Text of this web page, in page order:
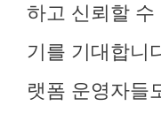
하고 신뢰할
기를 기대합니
랫폼 운영자들